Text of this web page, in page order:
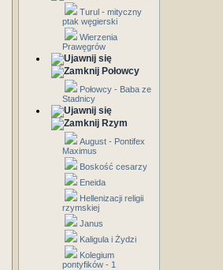
Turul - mityczny
ptak węgierski
Wierzenia
Prawęgrów
Połowcy
Połowcy - Baba ze
Stadnicy
Rzym
August - Pontifex
Maximus
Boskość cesarzy
Eneida
Hellenizacji religii
rzymskiej
Janus
Kaligula i Żydzi
Kolegium
pontyfików - 1